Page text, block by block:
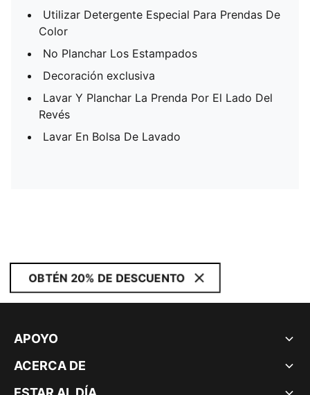
Utilizar Detergente Especial Para Prendas De
Color
No Planchar Los Estampados
Decoración exclusiva
Lavar Y Planchar La Prenda Por El Lado Del
Revés
Lavar En Bolsa De Lavado
OBTÉN 20% DE DESCUENTO
APOYO
ACERCA DE